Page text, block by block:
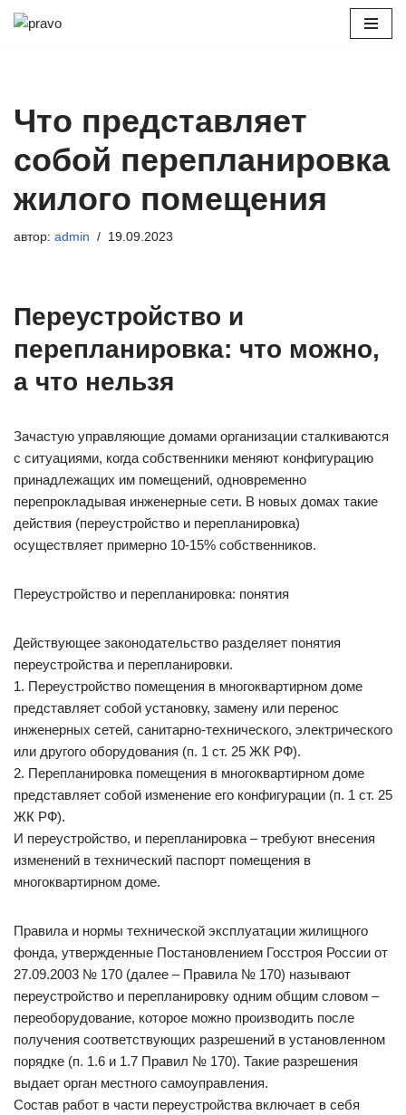
Что представляет
собой перепланировка
жилого помещения
автор: admin 19.09.2023
Переустройство и
перепланировка: что можно,
а что нельзя
Зачастую управляющие домами организации сталкиваются
с ситуациями, когда собственники меняют конфигурацию
принадлежащих им помещений, одновременно
перепрокладывая инженерные сети. В новых домах такие
действия (переустройство и перепланировка)
осуществляет примерно 10-15% собственников.
Переустройство и перепланировка: понятия
Действующее законодательство разделяет понятия
переустройства и перепланировки.
1. Переустройство помещения в многоквартирном доме
представляет собой установку, замену или перенос
инженерных сетей, санитарно-технического, электрического
или другого оборудования (п. 1 ст. 25 ЖК РФ).
2. Перепланировка помещения в многоквартирном доме
представляет собой изменение его конфигурации (п. 1 ст. 25
ЖК РФ).
И переустройство, и перепланировка – требуют внесения
изменений в технический паспорт помещения в
многоквартирном доме.
Правила и нормы технической эксплуатации жилищного
фонда, утвержденные Постановлением Госстроя России от
27.09.2003 № 170 (далее – Правила № 170) называют
переустройство и перепланировку одним общим словом –
переоборудование, которое можно производить после
получения соответствующих разрешений в установленном
порядке (п. 1.6 и 1.7 Правил № 170). Такие разрешения
выдает орган местного самоуправления.
Состав работ в части переустройства включает в себя